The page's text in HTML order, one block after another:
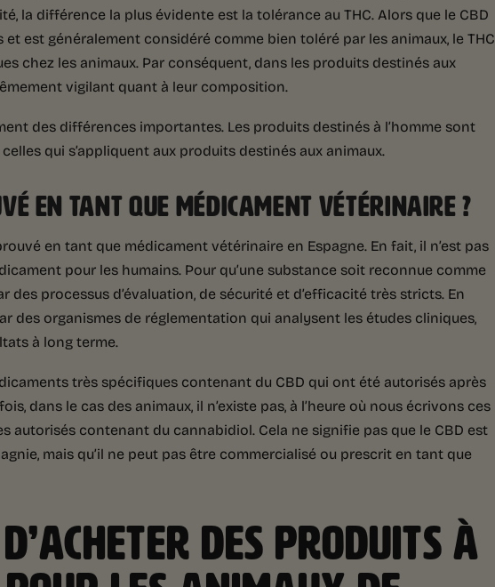
la différence la plus évidente est la tolérance au THC. Alors que le CBD
et est généralement considéré comme bien toléré par les animaux, le THC
chez les animaux. Par conséquent, dans les produits destinés aux
vigilant quant à leur composition.
des différences importantes. Les produits destinés à l’homme sont
qui s’appliquent aux produits destinés aux animaux.
EN TANT QUE MÉDICAMENT VÉTÉRINAIRE ?
en tant que médicament vétérinaire en Espagne. En fait, il n’est pas
pour les humains. Pour qu’une substance soit reconnue comme
des processus d’évaluation, de sécurité et d’efficacité très stricts. En
des organismes de réglementation qui analysent les études cliniques,
à long terme.
très spécifiques contenant du CBD qui ont été autorisés après
dans le cas des animaux, il n’existe pas, à l’heure où nous écrivons ces
autorisés contenant du cannabidiol. Cela ne signifie pas que le CBD est
mais qu’il ne peut pas être commercialisé ou prescrit en tant que
DES PRODUITS À